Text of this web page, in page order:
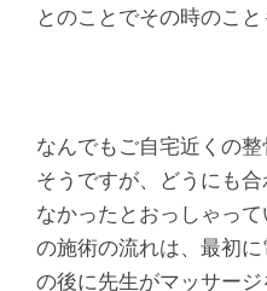
とのことでその時のこと
なんでもご自宅近くの
そうですが、どうにも
なかったとおっしゃっ
の施術の流れは、最初
の後に先生がマッサージ